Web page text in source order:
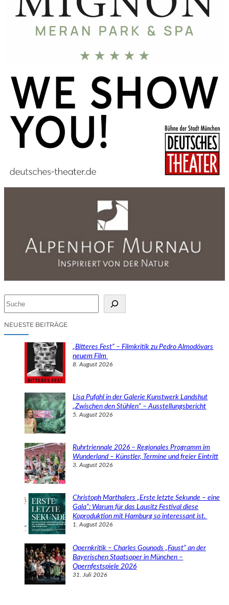
cNEUESTE BEITRÄGE
„Bitteres Fest“ – Filmkritik zu Pedro Almodóvars
neuem Film
8. August 2026
Lisa Pufahl in der Galerie Kunstwerk Landshut
„Zwischen den Stühlen“ – Ausstellungsbericht
5. August 2026
Ruhrtriennale 2026 – Regionales Programm im
Wunderland – Künstler, Termine und freier Eintritt
3. August 2026
Christoph Marthalers „Erste letzte Sekunde – eine
Gala“: Warum für das Lausitz Festival diese
Koproduktion mit Hamburg so interessant ist.
1. August 2026
Opernkritik – Charles Gounods „Faust“ an der
Bayerischen Staatsoper in München –
Opernfestspiele 2026
31. Juli 2026